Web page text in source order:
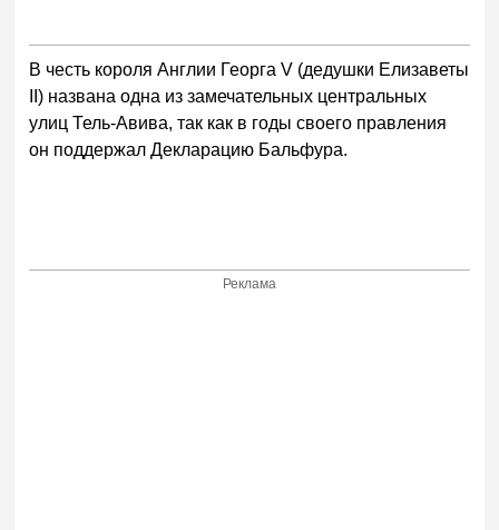
В честь короля Англии Георга V (дедушки Елизаветы
II) названа одна из замечательных центральных
улиц Тель-Авива, так как в годы своего правления
он поддержал Декларацию Бальфура.
Реклама